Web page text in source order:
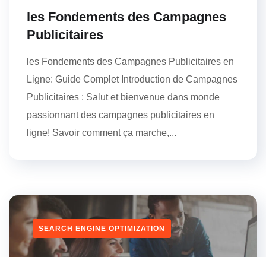
les Fondements des Campagnes
Publicitaires
les Fondements des Campagnes Publicitaires en
Ligne: Guide Complet Introduction de Campagnes
Publicitaires : Salut et bienvenue dans monde
passionnant des campagnes publicitaires en
ligne! Savoir comment ça marche,...
SEARCH ENGINE OPTIMIZATION